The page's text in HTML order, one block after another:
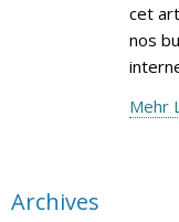
cet
nos
Mehr
Archives